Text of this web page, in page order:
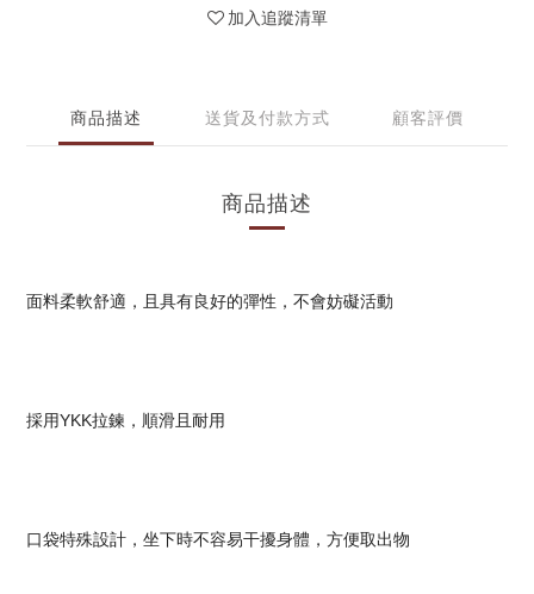
加入追蹤清單
商品描述 送貨及付款方式 顧客評價
商品描述
面料柔軟舒適，且具有良好的彈性，不會妨礙活動
採用YKK拉鍊，順滑且耐用
口袋特殊設計，坐下時不容易干擾身體，方便取出物